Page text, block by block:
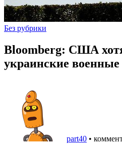
Без рубрики
Bloomberg: США
украинские военные
part40 •